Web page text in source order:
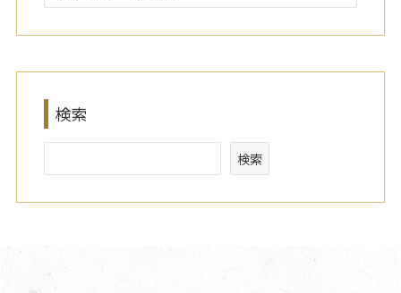
検索
検索